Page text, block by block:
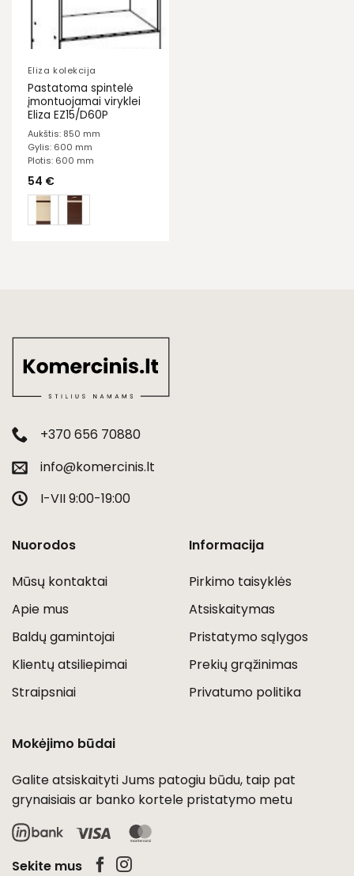
Eliza kolekcija
Pastatoma spintelė
įmontuojamai viryklei
Eliza EZ15/D60P
Aukštis: 850 mm
Gylis: 600 mm
Plotis: 600 mm
54 €
+370 656 70880
info@komercinis.lt
I-VII 9:00-19:00
Nuorodos
Mūsų kontaktai
Apie mus
Baldų gamintojai
Klientų atsiliepimai
Straipsniai
Informacija
Pirkimo taisyklės
Atsiskaitymas
Pristatymo sąlygos
Prekių grąžinimas
Privatumo politika
Mokėjimo būdai
Galite atsiskaityti Jums patogiu būdu, taip pat
grynaisiais ar banko kortele pristatymo metu
Visa
Sekite mus